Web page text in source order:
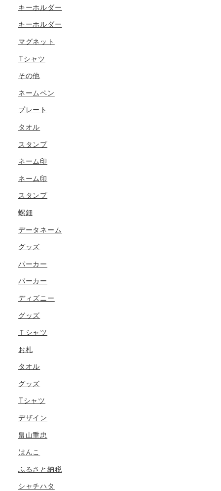
キーホルダー
キーホルダー
マグネット
Tシャツ
その他
ネームペン
プレート
タオル
スタンプ
ネーム印
ネーム印
スタンプ
螺鈿
データネーム
グッズ
パーカー
パーカー
ディズニー
グッズ
Ｔシャツ
お札
タオル
グッズ
Tシャツ
デザイン
畠山重忠
はんこ
ふるさと納税
シャチハタ